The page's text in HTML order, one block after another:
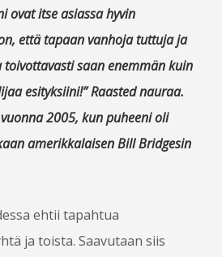
ovat itse asiassa hyvin
että tapaan vanhoja tuttuja ja
toivottavasti saan enemmän kuin
esityksiini!” Raasted nauraa.
2005, kun puheeni oli
amerikkalaisen Bill Bridgesin
ehtii tapahtua
ja toista. Saavutaan siis